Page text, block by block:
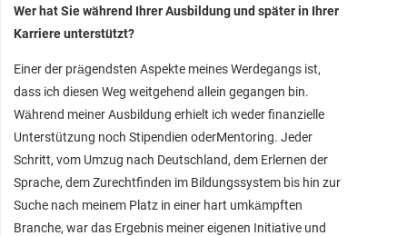
Wer hat Sie während Ihrer Ausbildung und später in Ihrer
Karriere unterstützt?
Einer der prägendsten Aspekte meines Werdegangs ist,
dass ich diesen Weg weitgehend allein gegangen bin.
Während meiner Ausbildung erhielt ich weder finanzielle
Unterstützung noch Stipendien oderMentoring. Jeder
Schritt, vom Umzug nach Deutschland, dem Erlernen der
Sprache, dem Zurechtfinden im Bildungssystem bis hin zur
Suche nach meinem Platz in einer hart umkämpften
Branche, war das Ergebnis meiner eigenen Initiative und